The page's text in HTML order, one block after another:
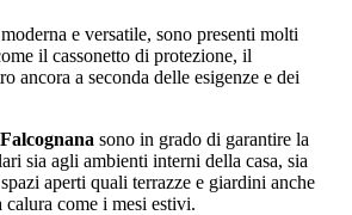
e versatile, sono presenti molti
il cassonetto di protezione, il
ancora a seconda delle esigenze e dei
sono in grado di garantire la
sia agli ambienti interni della casa, sia
aperti quali terrazze e giardini anche
come i mesi estivi.